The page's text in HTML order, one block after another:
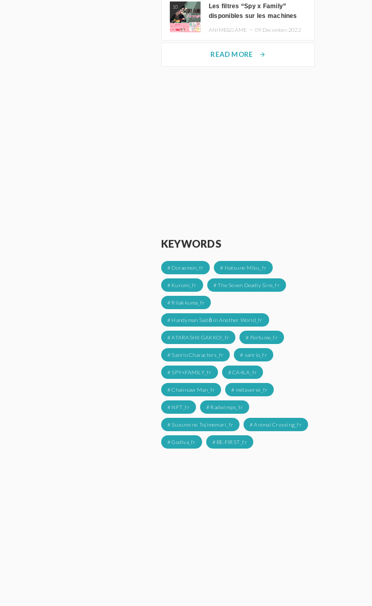
10
Les filtres “Spy x Family”
disponibles sur les machines
ANIME&GAME ・09.December.2022
READ MORE arrow_forward
KEYWORDS
# Doraemon_fr # Hatsune Miku_fr
# Kuromi_fr # The Seven Deadly Sins_fr
# Rilakkuma_fr
# Handyman Saitō in Another World_fr
# ATARASHII GAKKO!_fr # Perfume_fr
# Sanrio Characters_fr # sanrio_fr
# SPY×FAMILY_fr # CA4LA_fr
# Chainsaw Man_fr # métaverse_fr
# NFT_fr # Radwimps_fr
# Suzume no Tojimemari_fr # Animal Crossing_fr
# Godiva_fr # BE:FIRST_fr